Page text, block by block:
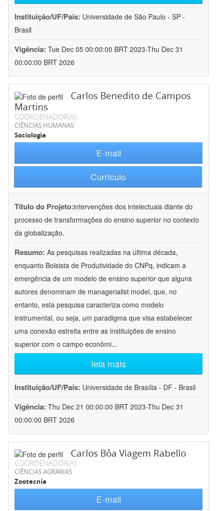
Instituição/UF/País: Universidade de São Paulo - SP -
Brasil
Vigência: Tue Dec 05 00:00:00 BRT 2023-Thu Dec 31
00:00:00 BRT 2026
Carlos Benedito de Campos
Martins
COORDENADOR(A)
CIÊNCIAS HUMANAS
Sociologia
E-mail
Currículo
Título do Projeto:intervenções dos intelectuais diante do
processo de transformações do ensino superior no contexto
da globalização.
Resumo: As pesquisas realizadas na última década,
enquanto Bolsista de Produtividade do CNPq, indicam a
emergência de um modelo de ensino superior que alguns
autores denominam de managerialist model, que, no
entanto, esta pesquisa caracteriza como modelo
instrumental, ou seja, um paradigma que visa estabelecer
uma conexão estreita entre as instituições de ensino
superior com o campo econômi...
leia mais
Instituição/UF/País: Universidade de Brasília - DF - Brasil
Vigência: Thu Dec 21 00:00:00 BRT 2023-Thu Dec 31
00:00:00 BRT 2026
Carlos Bôa Viagem Rabello
COORDENADOR(A)
CIÊNCIAS AGRÁRIAS
Zootecnia
E-mail